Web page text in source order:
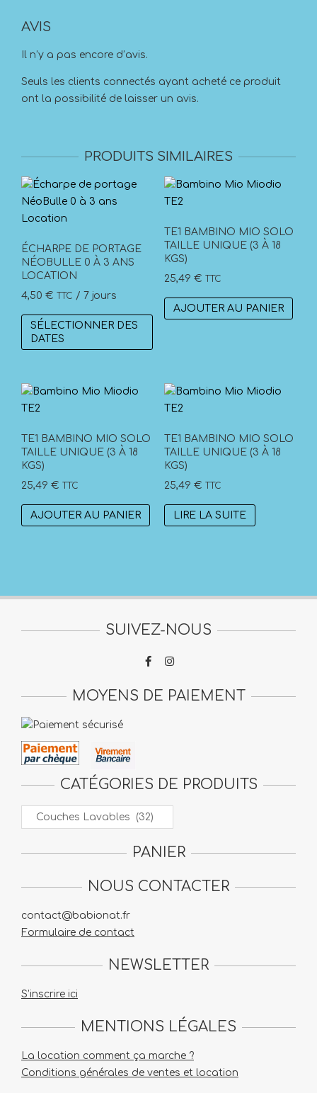
AVIS
Il n’y a pas encore d’avis.
Seuls les clients connectés ayant acheté ce produit
ont la possibilité de laisser un avis.
PRODUITS SIMILAIRES
ÉCHARPE DE PORTAGE
NÉOBULLE 0 À 3 ANS
LOCATION
4,50 € TTC / 7 jours
SÉLECTIONNER DES
DATES
TE1 BAMBINO MIO SOLO
TAILLE UNIQUE (3 À 18
KGS)
25,49 € TTC
AJOUTER AU PANIER
TE1 BAMBINO MIO SOLO
TAILLE UNIQUE (3 À 18
KGS)
25,49 € TTC
AJOUTER AU PANIER
TE1 BAMBINO MIO SOLO
TAILLE UNIQUE (3 À 18
KGS)
25,49 € TTC
LIRE LA SUITE
SUIVEZ-NOUS
MOYENS DE PAIEMENT
CATÉGORIES DE PRODUITS
PANIER
NOUS CONTACTER
contact@babionat.fr
Formulaire de contact
NEWSLETTER
S’inscrire ici
MENTIONS LÉGALES
La location comment ça marche ?
Conditions générales de ventes et location